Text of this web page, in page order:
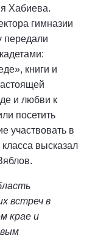
Хабиева.
гимназии
передали
книги и
и любви к
посетить
участвовать в
класса высказал
встреч в
крае и